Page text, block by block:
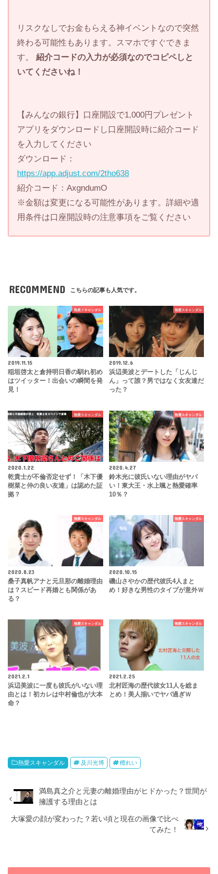
リスクなしでお金もらえる神イベントなので突然
終わる可能性もあります。スマホですぐできま
す。紹介コードの入力が必須なのでコピペしと
いてくださいね！
【みんなの銀行】口座開設で1,000円プレゼント
アプリをダウンロードし口座開設時に紹介コード
を入力してください
ダウンロード：
https://app.adjust.com/2tho638
紹介コード：AxgndumO
※金額は変更になる可能性があります。詳細や適
用条件は口座開設時の注意事項をご覧ください
RECOMMEND こちらの記事も人気です。
熱愛スキャンダル
2019.11.15
稲垣啓太と倉持明日香の馴れ初め
はツイッター！出会いの瞬間を発
見！
熱愛スキャンダル
2019.12.6
浜辺美波とデートした「じんじ
ん」って誰？男ではなく女友達だ
った？
熱愛スキャンダル
2020.1.22
乾貴士が不倫否定せず！「木下優
樹菜と仲の良い友達」は認めた証
拠？
熱愛スキャンダル
2020.4.27
鈴木光に彼氏いない理由がヤバ
い！東大王・水上颯と熱愛確率
10％？
熱愛スキャンダル
2020.8.23
桑子真帆アナと元旦那の離婚理由
は？スピード再婚とも関係があ
る？
熱愛スキャンダル
2020.10.15
磯山さやかの歴代彼氏4人まと
め！好きな男性のタイプが意外ｗ
熱愛スキャンダル
2021.2.1
浜辺美波に一度も彼氏がいない理
由とは！初カレは中村倫也が大本
命？
熱愛スキャンダル
2021.2.25
北村匠海の歴代彼女11人を総ま
とめ！美人揃いでヤバ過ぎｗ
熱愛スキャンダル 及川光博 檀れい
満島真之介と元妻の離婚理由がヒドかった？世間が
擁護する理由とは
大塚愛の顔が変わった？若い頃と現在の画像で比べ
てみた！